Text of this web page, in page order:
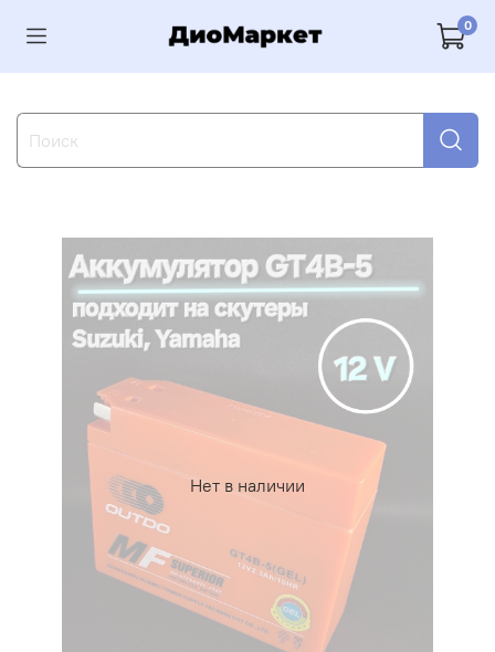
0
Нет в наличии